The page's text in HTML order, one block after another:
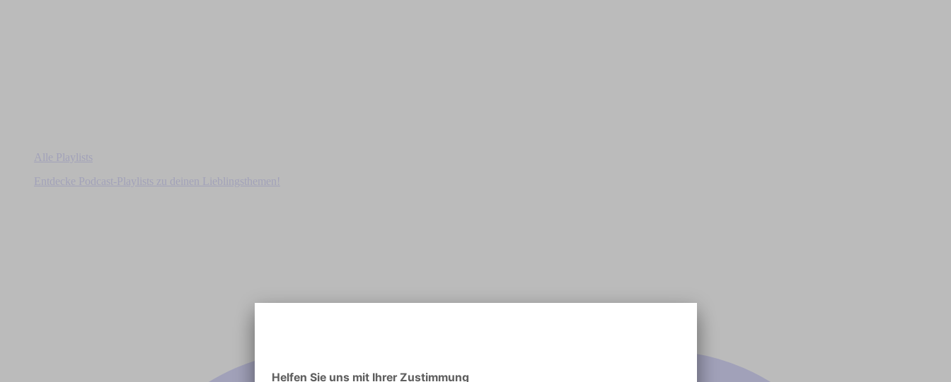
Alle Playlists
Entdecke Podcast-Playlists zu deinen Lieblingsthemen!